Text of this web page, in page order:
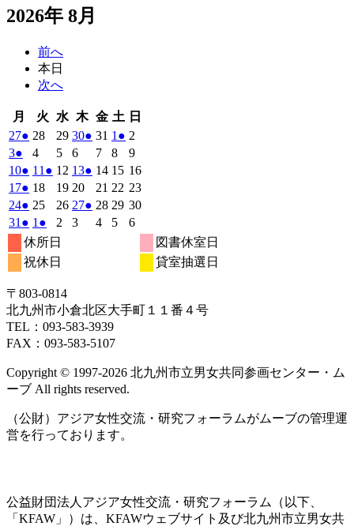
2026年 8月
前へ
本日
次へ
月
曜
日
火 火
曜
日
水 水
曜
日
木木
曜
日
金金
曜
日
土 土
曜
日
日
272026
年
7
月
27
日
● (1
件
の
イ
ベ
ン
ト)
282026
7
月
日
292026
年
7
月
29
日
302026
7
月
30
日
● (1
件
の
イ
ベ
ン
31 2026
年
7
月
31
日
1 2026
年
8
月
1
日
● (1
件
の
イ
ベ
ン
ト)
2
年
8
月
2
日
32026
年
8
月
3
日
●
件
の
イ
ベ
ン
ト)
42026
年
8
月
4
日
52026
年
8
月
5
日
62026
年
8
月
6
日
72026
年
8
月
7
日
82026
年
8
月
8
日
92026
年
8
月
9
日
102026
年
8
月
10
日
● (1
件
の
イ
ベ
ン
ト)
11 2026
11
日
● (1
件
の
イ
ベ
ン
ト)
12 2026
年
8
月
12
132026
年
8
月
● (1
件
の
イ
142026
年
8
月
14
152026
年
8
月
15
162026
8
16
172026
年
8
月
17
日
● (1
件
の
イ
ベ
ン
182026
月
18
日
192026
年
8
202026
年
21 2026
年
8
22 2026
年
232026
年
月
242026
年
8
月
24
● (1
件
の
イ
ベ
ト)
252026
年
8
月
25
262026
年
272026
● (1
件
ト)
282026
年
292026
年
302026
8
月
31 2026
年
8
月
日
● (1
件
の
イ
ベ
ン
ト)
1 2026
年
9
月
日
●
件
の
イ
ベ
ン
ト)
2 2026
日
32026
42026
52026
62026
年
9
休所日
図書休室日
祝休日
貸室抽選日
〒803‐0814
北九州市小倉北区大手町１１番４号
TEL：093‐583‐3939
FAX：093‐583‐5107
Copyright © 1997‐2026 北九州市立男女共同参画センター・ム
ーブ All rights reserved.
（公財）アジア女性交流・研究フォーラムがムーブの管理運
営を行っております。
公益財団法人アジア女性交流・研究フォーラム（以下、
「KFAW」）は、KFAWウェブサイト及び北九州市立男女共